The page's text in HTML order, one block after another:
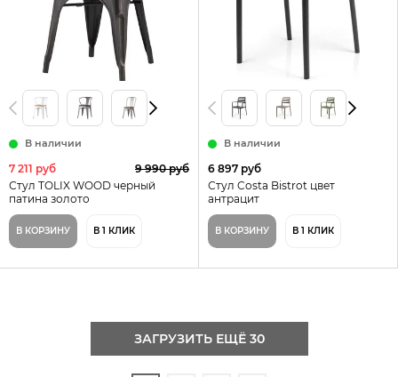
В наличии
7 211 руб
9 990 руб
Стул TOLIX WOOD черный
патина золото
В КОРЗИНУ В 1 КЛИК
В наличии
6 897 руб
Стул Costa Bistrot цвет
антрацит
В КОРЗИНУ В 1 КЛИК
ЗАГРУЗИТЬ ЕЩЁ 30